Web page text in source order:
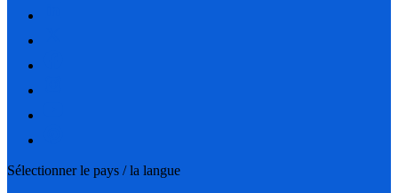
Sélectionner le pays / la langue